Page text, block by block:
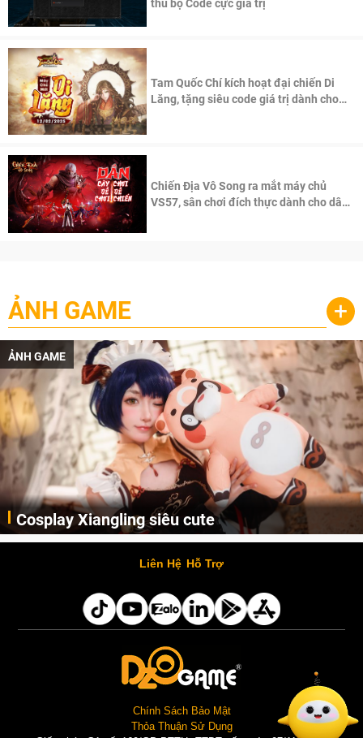
thủ bộ Code cực giá trị
Tam Quốc Chí kích hoạt đại chiến Di
Lăng, tặng siêu code giá trị dành cho
Chiến Địa Vô Song ra mắt máy chủ
VS57, sân chơi đích thực dành cho dân
ẢNH GAME +
ẢNH GAME
Cosplay Xiangling siêu cute
Cùng thưởng thức những hình ảnh cosplay Xiangling trong Genshin Impact siêu dễ thương của người dùng Weibo "阿包也是兔娘"
Liên Hệ Hỗ Trợ
Chính Sách Bảo Mật
Thỏa Thuận Sử Dụng